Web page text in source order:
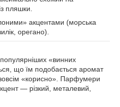
пляшки.
акцентами (морська
орегано).
«винних
що їм подобається аромат
«корисно». Парфумери
— різкий, металевий,